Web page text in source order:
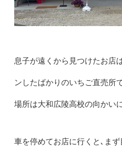
息子が遠くから見つけたお店
ンしたばかりのいちご直売所
場所は大和広陵高校の向かい
車を停めてお店に行くと､ま